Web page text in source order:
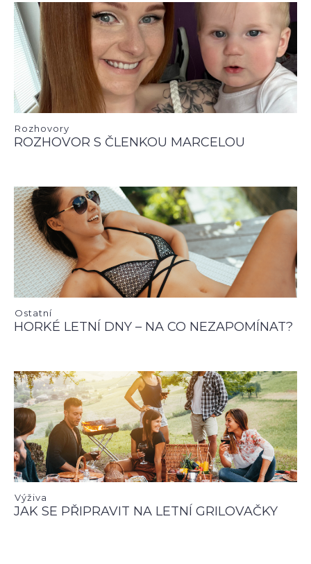
Rozhovory
ROZHOVOR S ČLENKOU MARCELOU
Ostatní
HORKÉ LETNÍ DNY – NA CO NEZAPOMÍNAT?
Výživa
JAK SE PŘIPRAVIT NA LETNÍ GRILOVAČKY